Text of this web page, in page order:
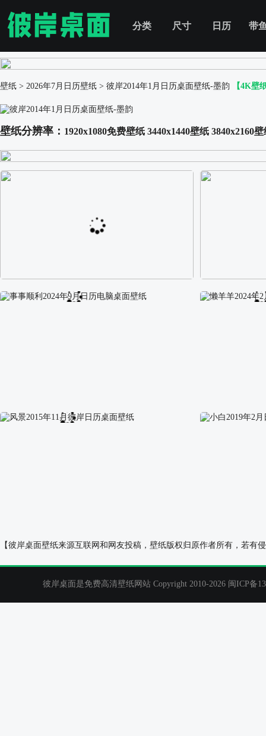
分类 尺寸 日历 带
壁纸 > 2026年7月日历壁纸 > 彼岸2014年1月日历桌面壁纸-墨韵 【4K壁
壁纸分辨率： 1920x1080免费壁纸 3440x1440壁纸 3840x2160壁
阿尔卑斯山区自然风景壁纸 校园长发可爱
事事顺利2024年9月日历电脑桌面壁纸 懒羊羊2024年2
【彼岸桌面壁纸来源互联网和网友投稿，壁纸版权归原作者所有，若
彼岸桌面是免费高清壁纸网站 Copyright 2010-2026 闽ICP备